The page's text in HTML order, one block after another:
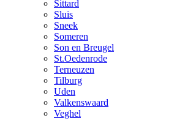
Sittard
Sluis
Sneek
Someren
Son en Breugel
St.Oedenrode
Terneuzen
Tilburg
Uden
Valkenswaard
Veghel